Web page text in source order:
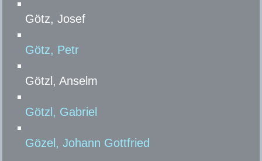
Götz, Josef
Götz, Petr
Götzl, Anselm
Götzl, Gabriel
Gözel, Johann Gottfried